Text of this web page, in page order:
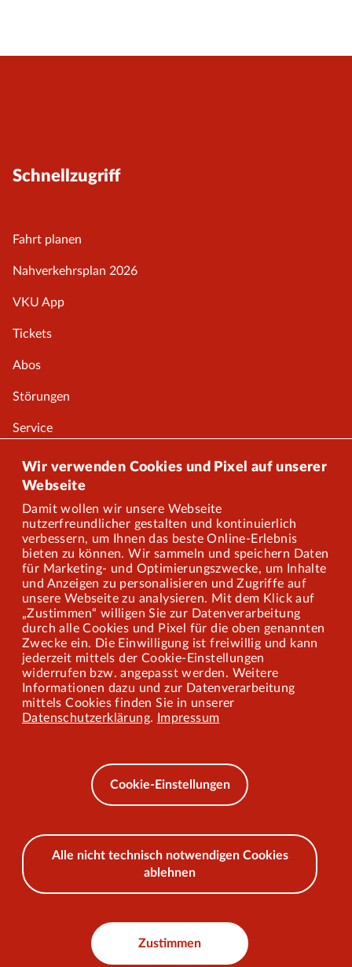
Wir verwenden Cookies und Pixel auf unserer
Webseite
Damit wollen wir unsere Webseite
nutzerfreundlicher gestalten und kontinuierlich
verbessern, um Ihnen das beste Online-Erlebnis
bieten zu können. Wir sammeln und speichern Daten
für Marketing- und Optimierungszwecke, um Inhalte
und Anzeigen zu personalisieren und Zugriffe auf
unsere Webseite zu analysieren. Mit dem Klick auf
„Zustimmen“ willigen Sie zur Datenverarbeitung
durch alle Cookies und Pixel für die oben genannten
Zwecke ein. Die Einwilligung ist freiwillig und kann
jederzeit mittels der Cookie-Einstellungen
widerrufen bzw. angepasst werden. Weitere
Informationen dazu und zur Datenverarbeitung
mittels Cookies finden Sie in unserer
Datenschutzerklärung. Impressum
Cookie-Einstellungen
Alle nicht technisch notwendigen Cookies
ablehnen
Zustimmen
Schnellzugriff
Fahrt planen
Nahverkehrsplan 2026
VKU App
Tickets
Abos
Störungen
Service
Onlineshop
Über uns
Karriere
Presse
Mitarbeiterportal
Barrierefreiheit
Mobilität lernen